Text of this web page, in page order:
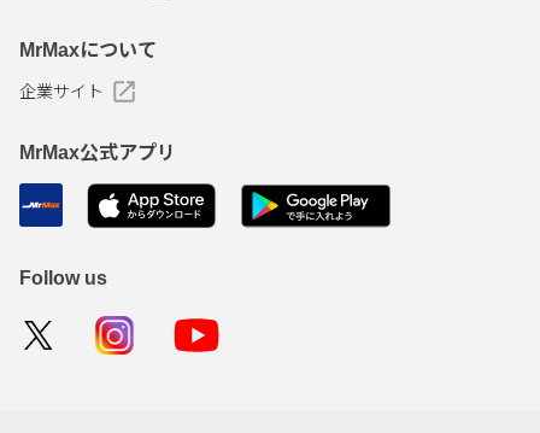
MrMaxについて
企業サイト
MrMax公式アプリ
Follow us